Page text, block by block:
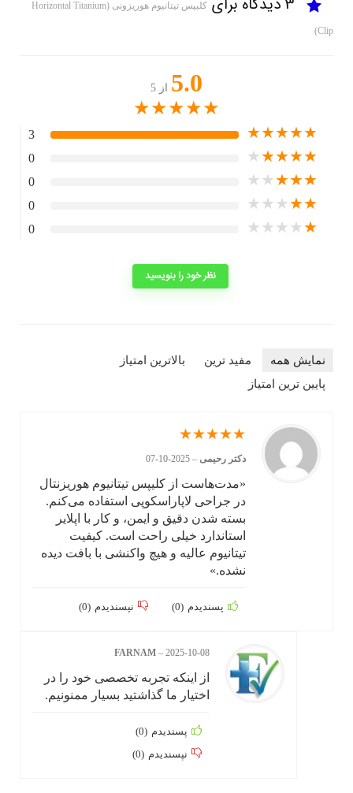
کلیپس تیتانیوم هوریزونی (Horizontal Titanium
Clip)
5.0 از 5
★
★
★
★
★
★
★
★
★
★
3
★
★
★
★
★
0
★
★
★
★
★
0
★
★
★
★
★
0
★
★
★
★
★
0
نظر خود را بنویسید
نمایش همه مفید ترین
بالاترین امتیاز
پایین ترین امتیاز
★
★
★
★
★
دکتر رحیمی –
2025-10-07
«مدت‌هاست از کلیپس تیتانیوم هوریزنتال
در جراحی لاپاراسکوپی استفاده می‌کنم.
بسته شدن دقیق و ایمن، و کار با اپلایر
استاندارد خیلی راحت است. کیفیت
تیتانیوم عالیه و هیچ واکنشی با بافت دیده
نشده.»
پسندیدم (
0
) نپسندیدم (
0
)
FARNAM– 2025-10-08
از اینکه تجربه تخصصی خود را در
اختیار ما گذاشتید بسیار ممنونیم.
پسندیدم (
0
)
نپسندیدم (
0
)